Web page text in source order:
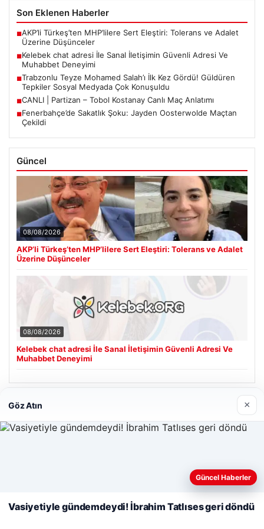
Son Eklenen Haberler
■AKP’li Türkeş’ten MHP’lilere Sert Eleştiri: Tolerans ve Adalet
Üzerine Düşünceler
■Kelebek chat adresi İle Sanal İletişimin Güvenli Adresi Ve
Muhabbet Deneyimi
■Trabzonlu Teyze Mohamed Salah’ı İlk Kez Gördü! Güldüren
Tepkiler Sosyal Medyada Çok Konuşuldu
■CANLI | Partizan – Tobol Kostanay Canlı Maç Anlatımı
■Fenerbahçe’de Sakatlık Şoku: Jayden Oosterwolde Maçtan
Çekildi
Güncel
08/08/2026
AKP’li Türkeş’ten MHP’lilere Sert Eleştiri: Tolerans ve Adalet
Üzerine Düşünceler
08/08/2026
Kelebek chat adresi İle Sanal İletişimin Güvenli Adresi Ve
Muhabbet Deneyimi
Son Eklenen Firmalar
Cengiz Sigorta
deneyiminizi kişiselleştirmek ve geliştirmek amacıyla çerezler
Reddet Kabul Et
Göz Atın ×
Güncel Haberler
Vasiyetiyle gündemdeydi! İbrahim Tatlıses geri döndü